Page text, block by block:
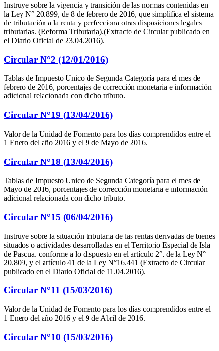
Instruye sobre la vigencia y transición de las normas contenidas en
la Ley N° 20.899, de 8 de febrero de 2016, que simplifica el sistema
de tributación a la renta y perfecciona otras disposiciones legales
tributarias. (Reforma Tributaria).(Extracto de Circular publicado en
el Diario Oficial de 23.04.2016).
Circular N°2 (12/01/2016)
Tablas de Impuesto Unico de Segunda Categoría para el mes de
febrero de 2016, porcentajes de corrección monetaria e información
adicional relacionada con dicho tributo.
Circular N°19 (13/04/2016)
Valor de la Unidad de Fomento para los días comprendidos entre el
1 Enero del año 2016 y el 9 de Mayo de 2016.
Circular N°18 (13/04/2016)
Tablas de Impuesto Unico de Segunda Categoría para el mes de
Mayo de 2016, porcentajes de corrección monetaria e información
adicional relacionada con dicho tributo.
Circular N°15 (06/04/2016)
Instruye sobre la situación tributaria de las rentas derivadas de bienes
situados o actividades desarrolladas en el Territorio Especial de Isla
de Pascua, conforme a lo dispuesto en el artículo 2°, de la Ley N°
20.809, y el artículo 41 de la Ley N°16.441 (Extracto de Circular
publicado en el Diario Oficial de 11.04.2016).
Circular N°11 (15/03/2016)
Valor de la Unidad de Fomento para los días comprendidos entre el
1 Enero del año 2016 y el 9 de Abril de 2016.
Circular N°10 (15/03/2016)